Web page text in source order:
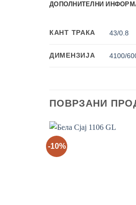
ДОПОЛНИТЕЛНИ
КАНТ ТРАКА 43/0.8
ДИМЕНЗИЈА 4100/
ПОВРЗАНИ
-10%